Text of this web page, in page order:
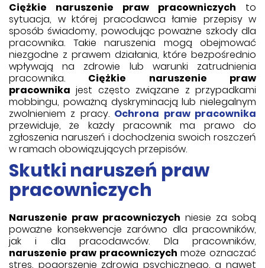
Ciężkie naruszenie praw pracowniczych to
sytuacja, w której pracodawca łamie przepisy w
sposób świadomy, powodując poważne szkody dla
pracownika. Takie naruszenia mogą obejmować
niezgodne z prawem działania, które bezpośrednio
wpływają na zdrowie lub warunki zatrudnienia
pracownika. Ciężkie naruszenie praw
pracownika jest często związane z przypadkami
mobbingu, poważną dyskryminacją lub nielegalnym
zwolnieniem z pracy. Ochrona praw pracownika
przewiduje, że każdy pracownik ma prawo do
zgłoszenia naruszeń i dochodzenia swoich roszczeń
w ramach obowiązujących przepisów.
Skutki naruszeń praw
pracowniczych
Naruszenie praw pracowniczych niesie za sobą
poważne konsekwencje zarówno dla pracowników,
jak i dla pracodawców. Dla pracowników,
naruszenie praw pracowniczych może oznaczać
stres, pogorszenie zdrowia psychicznego, a nawet